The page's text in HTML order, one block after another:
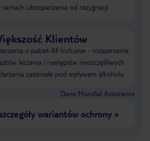
ramach ubezpieczenia od rezygnacji
Klientów
o pakiet All Inclusive - rozszerzenie
leczenia i następstw nieszczęśliwych
zaistniałe pod wpływem alkoholu
Dane Mondial Assistance
wariantów ochrony»